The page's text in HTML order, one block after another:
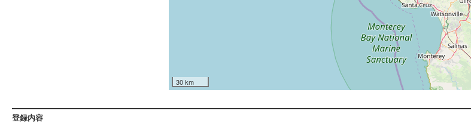
30 km
登録内容